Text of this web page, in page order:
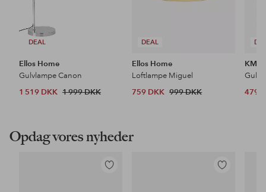
DEAL
Ellos Home
Gulvlampe Canon
1 519 DKK 1 999 DKK
DEAL
Ellos Home
Loftlampe Miguel
759 DKK 999 DKK
KM
479
Opdag vores nyheder
Tilføj
Tilføj